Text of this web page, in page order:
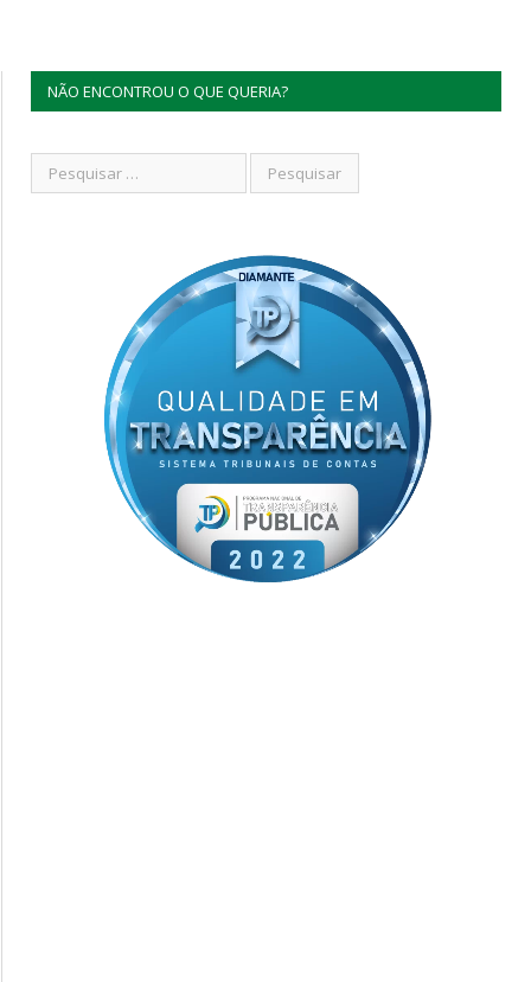
NÃO ENCONTROU O QUE QUERIA?